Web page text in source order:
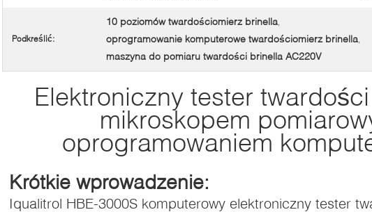
Podkreślić:
10 poziomów twardościomierz brinella,
oprogramowanie komputerowe twardościomierz brinella,
maszyna do pomiaru twardości brinella AC220V
Elektroniczny tester
mikroskopem
oprogramowaniem
Krótkie wprowadzenie:
Iqualitrol HBE-3000S komputerowy elektroniczny tester